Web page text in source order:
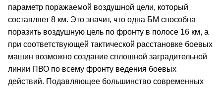
параметр поражаемой воздушной цели, который
составляет 8 км. Это значит, что одна БМ способна
поразить воздушную цель по фронту в полосе 16 км, а
при соответствующей тактической расстановке боевых
машин возможно создание сплошной заградительной
линии ПВО по всему фронту ведения боевых
действий. Подавляющее большинство современных